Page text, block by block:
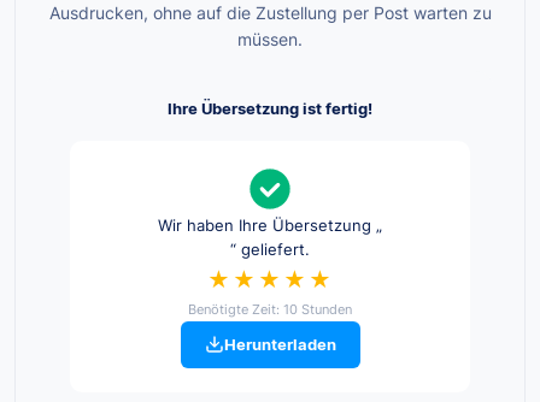
Ausdrucken, ohne auf die Zustellung per Post warten zu
müssen.
Ihre Übersetzung ist fertig!
Wir haben Ihre Übersetzung „
“ geliefert.
★★★★★
Benötigte Zeit: 10 Stunden
Herunterladen